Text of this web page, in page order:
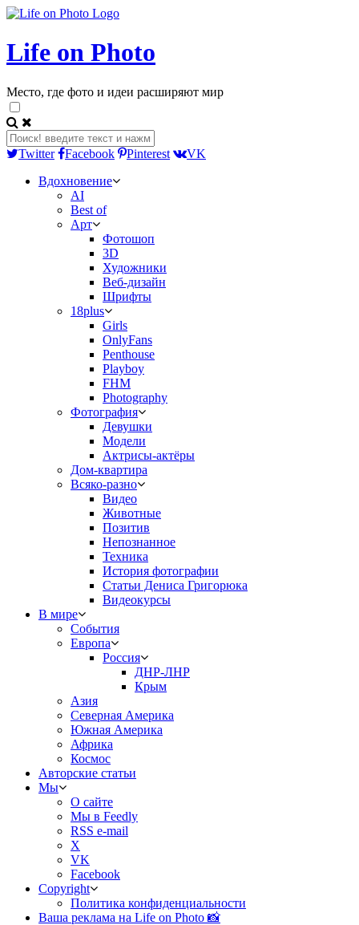
Life on Photo
Место, где фото и идеи расширяют мир
Twitter Facebook Pinterest
VK
Вдохновение
AI
Best of
Арт
Фотошоп
3D
Художники
Веб-дизайн
Шрифты
18plus
Girls
OnlyFans
Penthouse
Playboy
FHM
Photography
Фотография
Девушки
Модели
Актрисы-актёры
Дом-квартира
Всяко-разно
Видео
Животные
Позитив
Непознанное
Техника
История фотографии
Статьи Дениса Григорюка
Видеокурсы
В мире
События
Европа
Россия
ДНР-ЛНР
Крым
Азия
Северная Америка
Южная Америка
Африка
Космос
Авторские статьи
Мы
О сайте
Мы в Feedly
RSS e-mail
X
VK
Facebook
Copyright
Политика конфиденциальности
Ваша реклама на Life on Photo 📸